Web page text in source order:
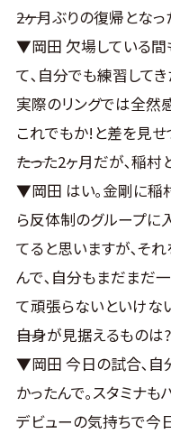
――2ヶ月ぶりの復帰とな
▼岡田 欠場している間
て､自分でも練習して
実際のリングでは全然
これでもか!と差を見せ
――たった2ヶ月だが､稲
▼岡田 はい｡金剛に稲
ら反体制のグループに
てると思いますが､そ
んで､自分もまだまだ
て頑張らないといけな
――自身が見据えるものは?
▼岡田 今日の試合､自
かったんで｡スタミナ
デビューの気持ちで今